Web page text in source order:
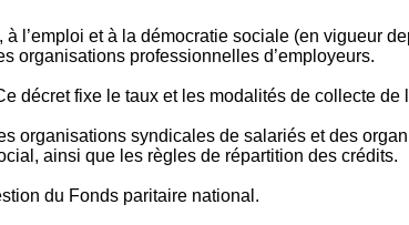
l’emploi et à la démocratie sociale (en vigueur
organisations professionnelles d’employeurs.
décret fixe le taux et les modalités de collecte
organisations syndicales de salariés et des
ainsi que les règles de répartition des crédits.
du Fonds paritaire national.